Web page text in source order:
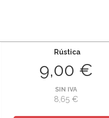
Rústica
9,00 €
SIN IVA
8,65 €